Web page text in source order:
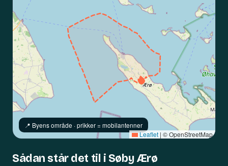
📍️ Byens område · prikker = mobilantenner
Leaflet | © OpenStreetMap
Sådan står det til i Søby Ærø